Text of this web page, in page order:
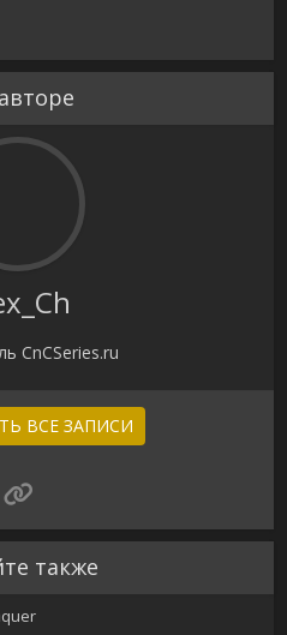
CnCSeries.ru
ВСЕ ЗАПИСИ
также